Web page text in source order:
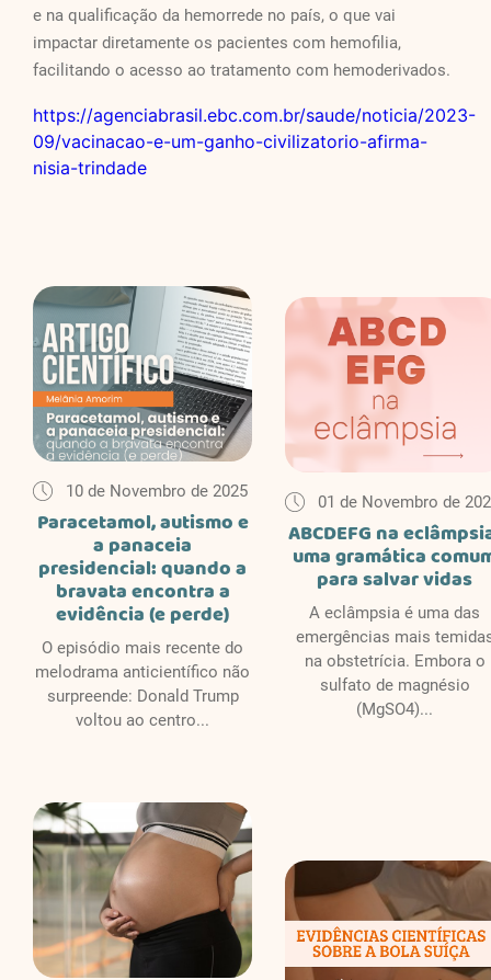
e na qualificação da hemorrede no país, o que vai
impactar diretamente os pacientes com hemofilia,
facilitando o acesso ao tratamento com hemoderivados.
https://agenciabrasil.ebc.com.br/saude/noticia/2023-
09/vacinacao-e-um-ganho-civilizatorio-afirma-
nisia-trindade
10 de Novembro de 2025
Paracetamol, autismo e
a panaceia
presidencial: quando a
bravata encontra a
evidência (e perde)
O episódio mais recente do
melodrama anticientífico não
surpreende: Donald Trump
voltou ao centro...
01 de Novembro de
ABCDEFG na
uma gramática
para salvar vidas
A eclâmpsia é uma das
emergências mais
na obstetrícia. Embora o
sulfato de magnésio
(MgSO4)...